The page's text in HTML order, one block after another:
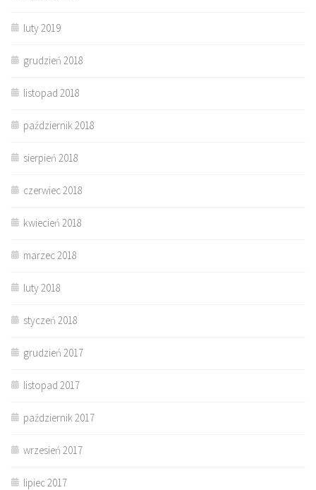
luty 2019
grudzień 2018
listopad 2018
październik 2018
sierpień 2018
czerwiec 2018
kwiecień 2018
marzec 2018
luty 2018
styczeń 2018
grudzień 2017
listopad 2017
październik 2017
wrzesień 2017
lipiec 2017